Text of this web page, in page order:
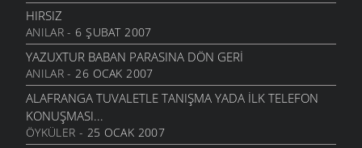
HIRSIZ
ANILAR- 6 ŞUBAT 2007
YAZUXTUR BABAN PARASINA DÖN GERİ
ANILAR- 26 OCAK 2007
ALAFRANGA TUVALETLE TANIŞMA YADA İLK TELEFON
KONUŞMASI...
ÖYKÜLER - 25 OCAK 2007